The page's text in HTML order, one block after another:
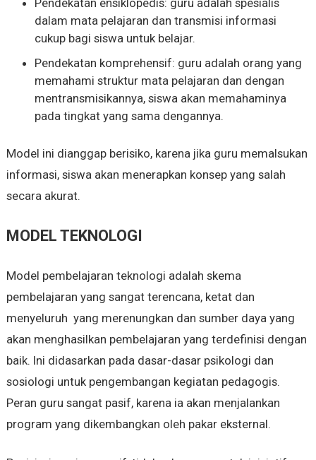
Pendekatan ensiklopedis: guru adalah spesialis
dalam mata pelajaran dan transmisi informasi
cukup bagi siswa untuk belajar.
Pendekatan komprehensif: guru adalah orang yang
memahami struktur mata pelajaran dan dengan
mentransmisikannya, siswa akan memahaminya
pada tingkat yang sama dengannya.
Model ini dianggap berisiko, karena jika guru memalsukan
informasi, siswa akan menerapkan konsep yang salah
secara akurat.
MODEL TEKNOLOGI
Model pembelajaran teknologi adalah skema
pembelajaran yang sangat terencana, ketat dan
menyeluruh yang merenungkan dan sumber daya yang
akan menghasilkan pembelajaran yang terdefinisi dengan
baik. Ini didasarkan pada dasar-dasar psikologi dan
sosiologi untuk pengembangan kegiatan pedagogis.
Peran guru sangat pasif, karena ia akan menjalankan
program yang dikembangkan oleh pakar eksternal.